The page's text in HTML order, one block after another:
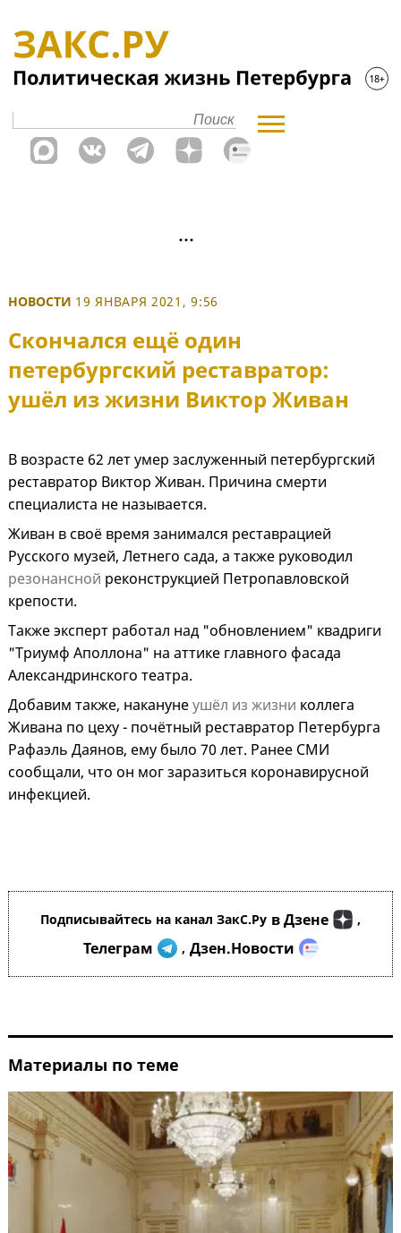
НОВОСТИ 19 ЯНВАРЯ 2021, 9:56
Скончался ещё один
петербургский реставратор:
ушёл из жизни Виктор Живан
В возрасте 62 лет умер заслуженный петербургский
реставратор Виктор Живан. Причина смерти
специалиста не называется.
Живан в своё время занимался реставрацией
Русского музей, Летнего сада, а также руководил
резонансной реконструкцией Петропавловской
крепости.
Также эксперт работал над "обновлением" квадриги
"Триумф Аполлона" на аттике главного фасада
Александринского театра.
Добавим также, наканунеушёл из жизни коллега
Живана по цеху - почётный реставратор Петербурга
Рафаэль Даянов, ему было 70 лет. Ранее СМИ
сообщали, что он мог заразиться коронавирусной
инфекцией.
Подписывайтесь на канал ЗакС.Ру в Дзене ,
Телеграм , Дзен.Новости
Материалы по теме